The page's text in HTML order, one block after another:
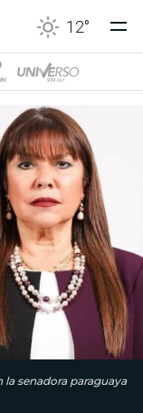
12°
senadora paraguaya